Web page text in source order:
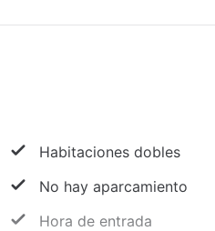
Habitaciones dobles
No hay aparcamiento
Hora de entrada